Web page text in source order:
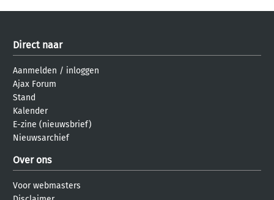
Direct naar
Aanmelden / inloggen
Ajax Forum
Stand
Kalender
E-zine (nieuwsbrief)
Nieuwsarchief
Over ons
Voor webmasters